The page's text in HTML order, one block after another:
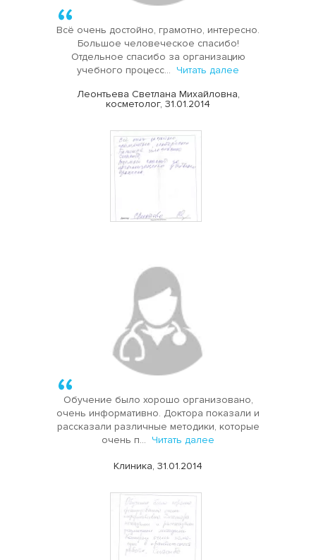
Всё очень достойно, грамотно, интересно.
Большое человеческое спасибо!
Отдельное спасибо за организацию
учебного процесс... Читать далее
Леонтьева Светлана Михайловна,
косметолог, 31.01.2014
Обучение было хорошо организовано,
очень информативно. Доктора показали и
рассказали различные методики, которые
очень п... Читать далее
Клиника, 31.01.2014